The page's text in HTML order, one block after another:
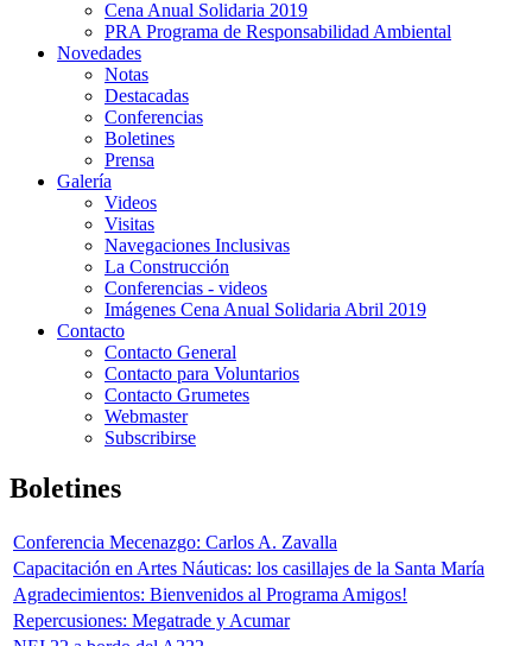
Cena Anual Solidaria 2019
PRA Programa de Responsabilidad Ambiental
Novedades
Notas
Destacadas
Conferencias
Boletines
Prensa
Galería
Videos
Visitas
Navegaciones Inclusivas
La Construcción
Conferencias - videos
Imágenes Cena Anual Solidaria Abril 2019
Contacto
Contacto General
Contacto para Voluntarios
Contacto Grumetes
Webmaster
Subscribirse
Boletines
Conferencia Mecenazgo: Carlos A. Zavalla
Capacitación en Artes Náuticas: los casillajes de la Santa María
Agradecimientos: Bienvenidos al Programa Amigos!
Repercusiones: Megatrade y Acumar